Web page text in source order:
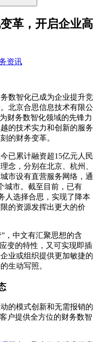
革，开启企业高
资讯
数智化已成为企业提升竞
北京合思信息技术有限公
财务数智化领域的先锋力
的技术实力和创新的服务
的财务变革。
已累计融资超15亿元人民
念，分别在北京、杭州、
市设有直营服务网络，通
城市。截至目前，已有
人选择合思，实现了降本
的资源发挥出更大的价
，中文有汇聚思想的含
变的特性，又可实现即插
业或组织提供更加敏捷的
生动写照。
的模式创新和无需报销的
户提供全方位的财务数智